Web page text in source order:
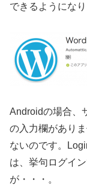
できるようになり
Androidの場合、
の入力欄があり
ないのです。
は、挙句ログイ
が・・・。